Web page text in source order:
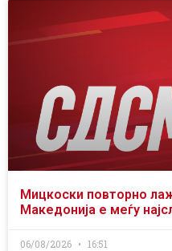
Мицкоски повторно
Македонија е меѓу
06/08/2026 16:51